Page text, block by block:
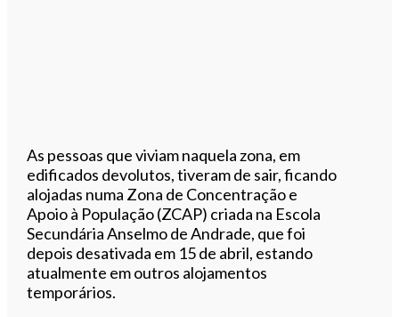
As pessoas que viviam naquela zona, em
edificados devolutos, tiveram de sair, ficando
alojadas numa Zona de Concentração e
Apoio à População (ZCAP) criada na Escola
Secundária Anselmo de Andrade, que foi
depois desativada em 15 de abril, estando
atualmente em outros alojamentos
temporários.